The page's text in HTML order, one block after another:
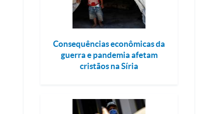
Consequências econômicas da
guerra e pandemia afetam
cristãos na Síria